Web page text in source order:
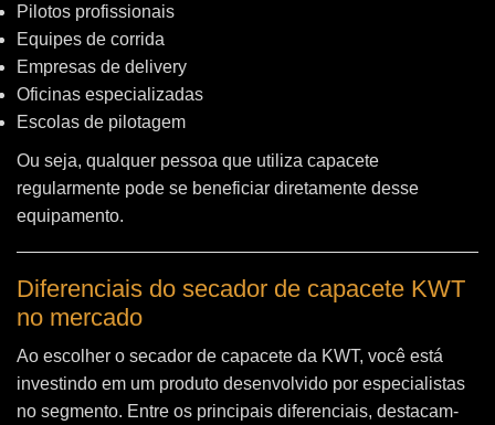
Pilotos profissionais
Equipes de corrida
Empresas de delivery
Oficinas especializadas
Escolas de pilotagem
Ou seja, qualquer pessoa que utiliza capacete
regularmente pode se beneficiar diretamente desse
equipamento.
Diferenciais do secador de capacete KWT
no mercado
Ao escolher o secador de capacete da KWT, você está
investindo em um produto desenvolvido por especialistas
no segmento. Entre os principais diferenciais, destacam-